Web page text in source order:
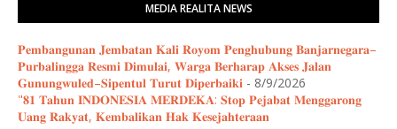
MEDIA REALITA NEWS
𝐏𝐞𝐦𝐛𝐚𝐧𝐠𝐮𝐧𝐚𝐧 𝐉𝐞𝐦𝐛𝐚𝐭𝐚𝐧 𝐊𝐚𝐥𝐢 𝐑𝐨𝐲𝐨𝐦 𝐏𝐞𝐧𝐠𝐡𝐮𝐛𝐮𝐧𝐠 𝐁𝐚𝐧𝐣𝐚𝐫𝐧𝐞𝐠𝐚𝐫𝐚–
𝐏𝐮𝐫𝐛𝐚𝐥𝐢𝐧𝐠𝐠𝐚 𝐑𝐞𝐬𝐦𝐢 𝐃𝐢𝐦𝐮𝐥𝐚𝐢, 𝐖𝐚𝐫𝐠𝐚 𝐁𝐞𝐫𝐡𝐚𝐫𝐚𝐩 𝐀𝐤𝐬𝐞𝐬 𝐉𝐚𝐥𝐚𝐧
𝐆𝐮𝐧𝐮𝐧𝐠𝐰𝐮𝐥𝐞𝐝–𝐒𝐢𝐩𝐞𝐧𝐭𝐮𝐥 𝐓𝐮𝐫𝐮𝐭 𝐃𝐢𝐩𝐞𝐫𝐛𝐚𝐢𝐤𝐢 - 8/9/2026
"𝟖𝟏 𝐓𝐚𝐡𝐮𝐧 𝐈𝐍𝐃𝐎𝐍𝐄𝐒𝐈𝐀 𝐌𝐄𝐑𝐃𝐄𝐊𝐀: 𝐒𝐭𝐨𝐩 𝐏𝐞𝐣𝐚𝐛𝐚𝐭 𝐌𝐞𝐧𝐠𝐠𝐚𝐫𝐨𝐧𝐠
𝐔𝐚𝐧𝐠 𝐑𝐚𝐤𝐲𝐚𝐭, 𝐊𝐞𝐦𝐛𝐚𝐥𝐢𝐤𝐚𝐧 𝐇𝐚𝐤 𝐊𝐞𝐬𝐞𝐣𝐚𝐡𝐭𝐞𝐫𝐚𝐚𝐧